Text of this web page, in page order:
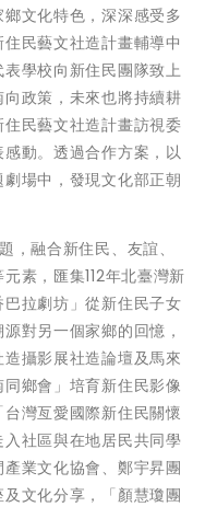
文化特色，深深感受多
民藝文社造計畫輔導中
學校向新住民團隊致上
政策，未來也將持續耕
民藝文社造計畫訪視委
動。透過合作方案，以
場中，發現文化部正朝
融合新住民、友誼、
素，匯集112年北臺灣新
拉劇坊」從新住民子女
對另一個家鄉的回憶，
造攝影展社造論壇及馬來
鄉會」培育新住民影像
灣亙愛國際新住民關懷
社區與在地居民共同學
業文化協會、鄭宇昇團
文化分享，「顏慧瓊團